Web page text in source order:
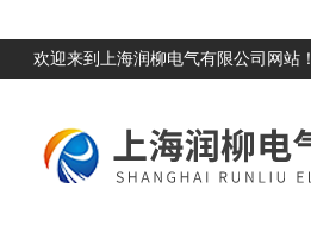
欢迎来到上海润柳电气有限公司网站！